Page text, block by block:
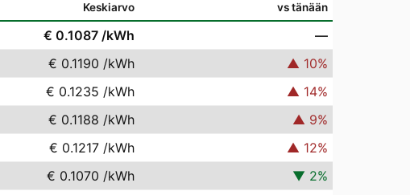
Keskiarvo vs tänään
€ 0.1087 /kWh
—
€ 0.1190 /kWh ▲ 10%
€ 0.1235 /kWh ▲ 14%
€ 0.1188 /kWh ▲ 9%
€ 0.1217 /kWh ▲ 12%
€ 0.1070 /kWh ▼ 2%